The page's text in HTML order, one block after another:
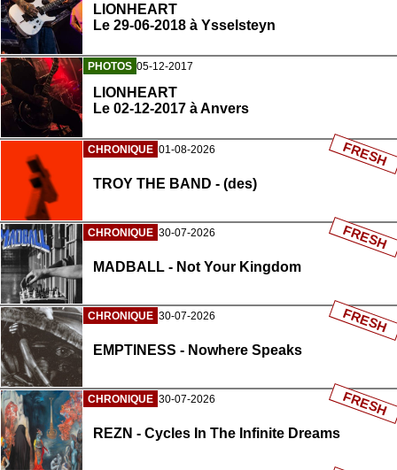
LIONHEART
Le 29-06-2018 à Ysselsteyn
PHOTOS 05-12-2017
LIONHEART
Le 02-12-2017 à Anvers
CHRONIQUE 01-08-2026
TROY THE BAND - (des)
FRESH
CHRONIQUE 30-07-2026
MADBALL - Not Your Kingdom
FRESH
CHRONIQUE 30-07-2026
EMPTINESS - Nowhere Speaks
FRESH
CHRONIQUE 30-07-2026
REZN - Cycles In The Infinite Dreams
FRESH